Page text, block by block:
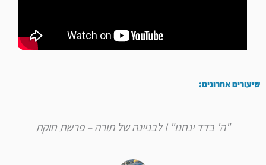
שיעורים אחרונים:
"ה' בדד ינחנו" I לבניינה של תורה – פרשת חוקת